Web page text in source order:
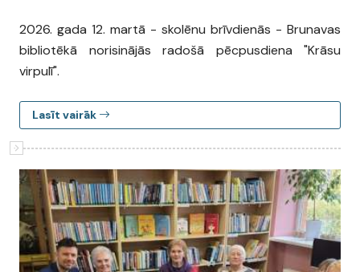
2026. gada 12. martā - skolēnu brīvdienās - Brunavas
bibliotēkā norisinājās radošā pēcpusdiena "Krāsu
virpulī".
Lasīt vairāk